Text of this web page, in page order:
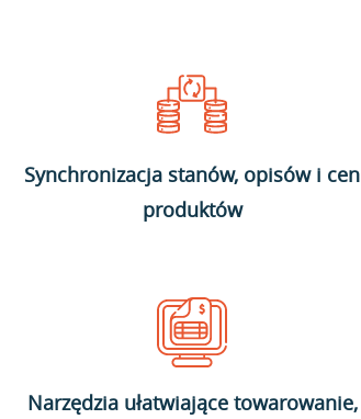
Synchronizacja stanów, opisów i cen
produktów
Narzędzia ułatwiające towarowanie,